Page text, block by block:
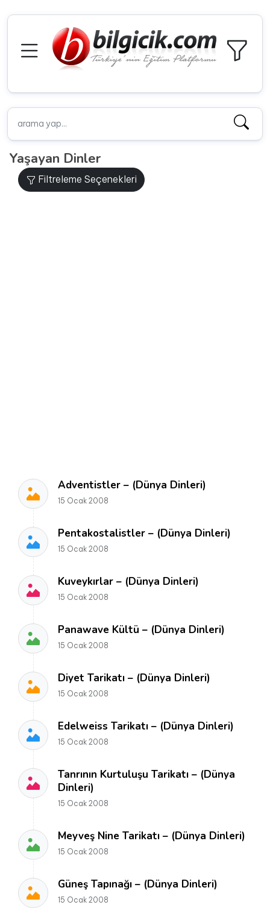
Yaşayan Dinler
Filtreleme Seçenekleri
Adventistler – (Dünya Dinleri)
15 Ocak 2008
Pentakostalistler – (Dünya Dinleri)
15 Ocak 2008
Kuveykırlar – (Dünya Dinleri)
15 Ocak 2008
Panawave Kültü – (Dünya Dinleri)
15 Ocak 2008
Diyet Tarikatı – (Dünya Dinleri)
15 Ocak 2008
Edelweiss Tarikatı – (Dünya Dinleri)
15 Ocak 2008
Tanrının Kurtuluşu Tarikatı – (Dünya
Dinleri)
15 Ocak 2008
Meyveş Nine Tarikatı – (Dünya Dinleri)
15 Ocak 2008
Güneş Tapınağı – (Dünya Dinleri)
15 Ocak 2008